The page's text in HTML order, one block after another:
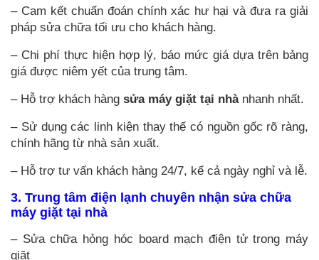
– Cam kết chuẩn đoán chính xác hư hại và đưa ra giải
pháp sửa chữa tối ưu cho khách hàng.
– Chi phí thực hiện hợp lý, báo mức giá dựa trên bảng
giá được niêm yết của trung tâm.
– Hỗ trợ khách hàng sửa máy giặt tại nhànhanh nhất.
– Sử dụng các linh kiện thay thế có nguồn gốc rõ ràng,
chính hãng từ nhà sản xuất.
– Hỗ trợ tư vấn khách hàng 24/7, kể cả ngày nghỉ và lễ.
3. Trung tâm điện lạnh chuyên nhận sửa chữa
máy giặt tại nhà
– Sửa chữa hỏng hóc board mạch điện tử trong máy
giặt